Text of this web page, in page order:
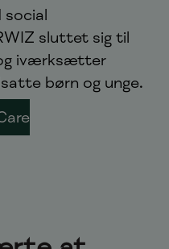
social
sluttet sig til
iværksætter
børn og unge.